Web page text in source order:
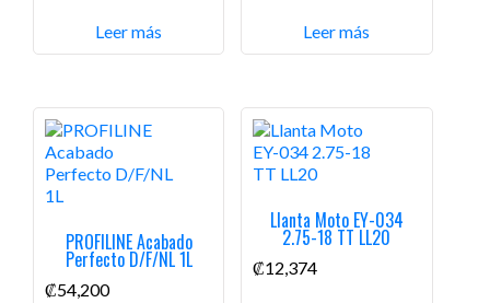
Leer más Leer más
PROFILINE Acabado
Perfecto D/F/NL 1L
₡54,200
Llanta Moto EY-034
2.75-18 TT LL20
₡12,374